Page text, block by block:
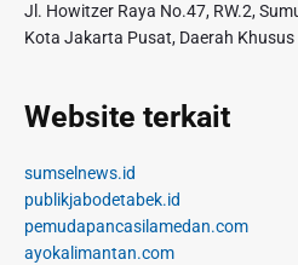
Jl. Howitzer Raya No.47, RW.2,
Kota Jakarta Pusat, Daerah
Website terkait
sumselnews.id
publikjabodetabek.id
pemudapancasilamedan.com
ayokalimantan.com